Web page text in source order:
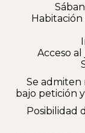
Habitación
Acceso
Se admiten
bajo petición
Posibilidad